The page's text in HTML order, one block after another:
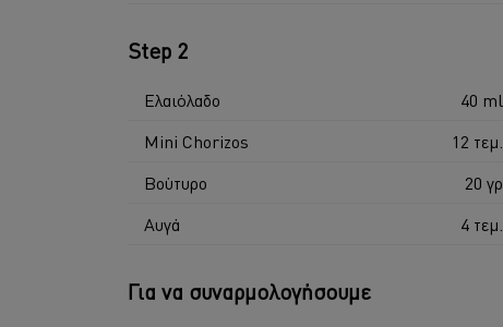
Step 2
Ελαιόλαδο
40 ml
Mini Chorizos
12 τεμ.
Βούτυρο
20 γρ
Αυγά
4 τεμ.
Για να συναρμολογήσουμε